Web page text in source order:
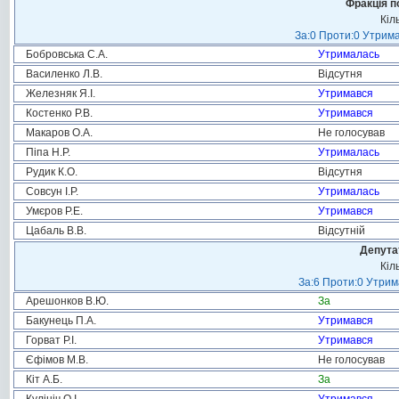
Фракція
За:0 Проти:0
Бобровська С.А.
Утрималась
Василенко Л.В.
Відсутня
Железняк Я.І.
Утримався
Костенко Р.В.
Утримався
Макаров О.А.
Не голосував
Піпа Н.Р.
Утрималась
Рудик К.О.
Відсутня
Совсун І.Р.
Утрималась
Умєров Р.Е.
Утримався
Цабаль В.В.
Відсутній
За:6 Проти:0
Арешонков В.Ю.
За
Бакунець П.А.
Утримався
Горват Р.І.
Утримався
Єфімов М.В.
Не голосував
Кіт А.Б.
За